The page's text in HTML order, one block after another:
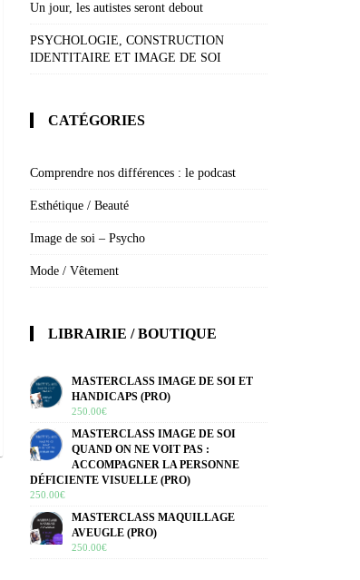
Un jour, les autistes seront debout
PSYCHOLOGIE, CONSTRUCTION
IDENTITAIRE ET IMAGE DE SOI
CATÉGORIES
Comprendre nos différences : le podcast
Esthétique / Beauté
Image de soi – Psycho
Mode / Vêtement
LIBRAIRIE / BOUTIQUE
MASTERCLASS IMAGE DE SOI ET
HANDICAPS (PRO)
250.00€
MASTERCLASS IMAGE DE SOI
QUAND ON NE VOIT PAS :
ACCOMPAGNER LA PERSONNE
DÉFICIENTE VISUELLE (PRO)
250.00€
MASTERCLASS MAQUILLAGE
AVEUGLE (PRO)
250.00€